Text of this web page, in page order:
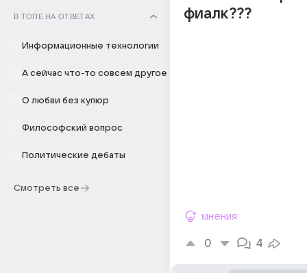
В ТОПЕ НА ОТВЕТАХ
Информационные технологии
А сейчас что-то совсем другое
О любви без купюр
Философский вопрос
Политические дебаты
Смотреть все
фиалк???
мнения
0 4